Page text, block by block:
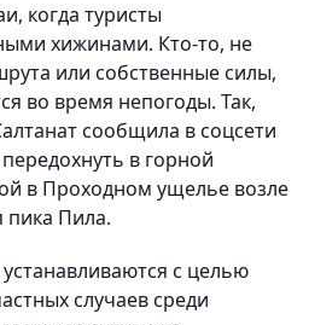
когда туристы
хижинами. Кто-то, не
или собственные силы,
во время непогоды. Так,
сообщила в соцсети
в горной
в Проходном ущелье возле
пика Пила.
с целью
случаев среди